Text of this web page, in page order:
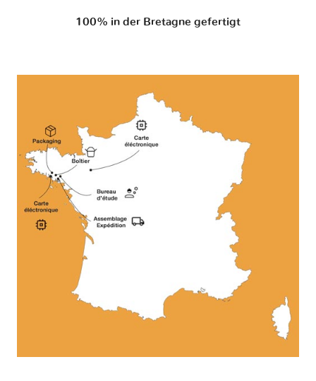
100% in der Bretagne gefertigt